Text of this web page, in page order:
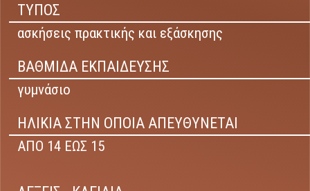
ΤΥΠΟΣ
ασκήσεις πρακτικής και εξάσκησης
ΒΑΘΜΙΔΑ ΕΚΠΑΙΔΕΥΣΗΣ
γυμνάσιο
ΗΛΙΚΙΑ ΣΤΗΝ ΟΠΟΙΑ ΑΠΕΥΘΥΝΕΤΑΙ
ΑΠΟ 14 ΕΩΣ 15